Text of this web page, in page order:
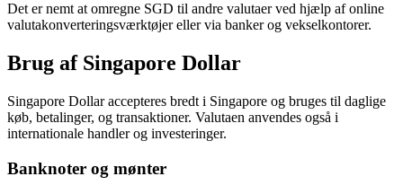
Det er nemt at omregne SGD til andre valutaer ved hjælp af online
valutakonverteringsværktøjer eller via banker og vekselkontorer.
Brug af Singapore Dollar
Singapore Dollar accepteres bredt i Singapore og bruges til daglige
køb, betalinger, og transaktioner. Valutaen anvendes også i
internationale handler og investeringer.
Banknoter og mønter